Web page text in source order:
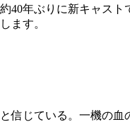
年ぶりに新キャス
ます。
じている。一機の